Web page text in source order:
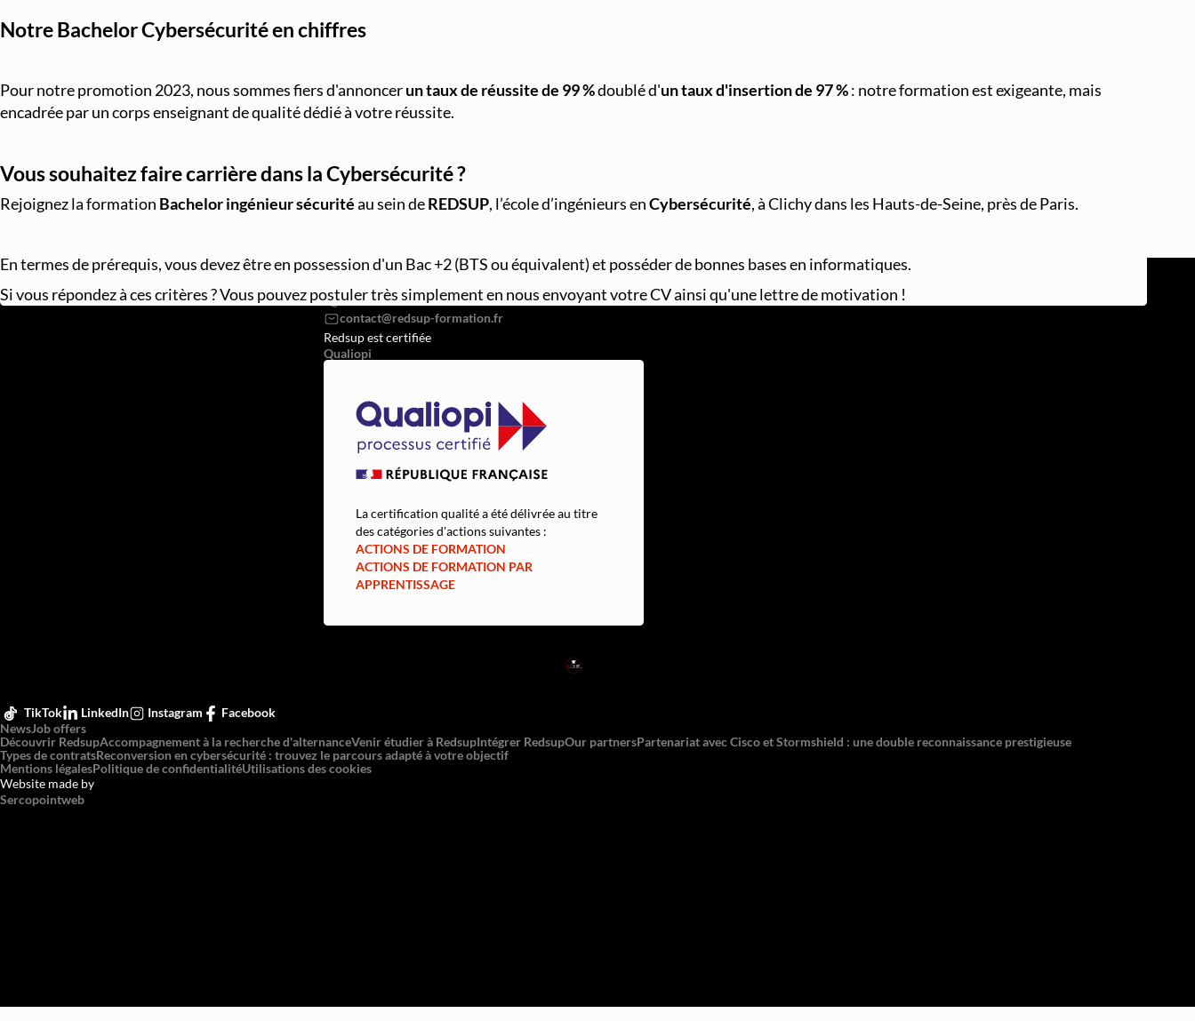
Notre Bachelor Cybersécurité en chiffres
Pour notre promotion 2023, nous sommes fiers d'annoncerun taux de réussite de 99 %doublé d'untaux d'insertion de 97 %: notre formation est exigeante, mais
encadrée par un corps enseignant de qualité dédié à votre réussite.
Vous souhaitez faire carrière dans la Cybersécurité ?
Rejoignez la formation Bachelor ingénieur sécuritéau sein deREDSUP, l’école d’ingénieurs enCybersécurité, à Clichy dans les Hauts-de-Seine, près de Paris.
En termes de prérequis, vous devez être en possession d'un Bac +2 (BTS ou équivalent) et posséder de bonnes bases en informatiques.
Si vous répondez à ces critères ? Vous pouvez postuler très simplement en nous envoyant votre CV ainsi qu'une lettre de motivation !
REDSUP © 2026
0756838251
Redsup est certifiée
Qualiopi
La certification qualité a été délivrée au titre
des catégories d'actions suivantes :
ACTIONS DE FORMATION
ACTIONS DE FORMATION PAR
APPRENTISSAGE
SUP
RED
TikTok LinkedIn Instagram
Facebook
NewsJob offers
Découvrir RedsupAccompagnement à la recherche d'alternanceVenir étudier à RedsupIntégrer RedsupOur partnersPartenariat avec Cisco et Stormshield : une double reconnaissance prestigieuse
Types de contratsReconversion en cybersécurité : trouvez le parcours adapté à votre objectif
Mentions légalesPolitique de confidentialitéUtilisations des cookies
Website made by
Sercopointweb